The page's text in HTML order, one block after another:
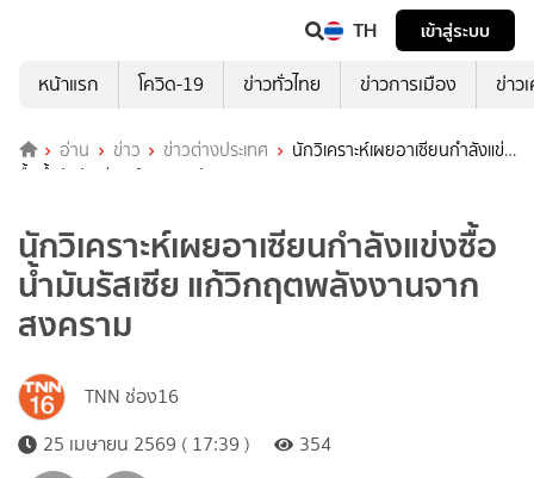
TH
เข้าสู่ระบบ
หน้าแรก
โควิด-19 ข่าวทั่วไทย ข่าวการเมือง ข่าว
อ่าน ข่าว ข่าวต่างประเทศ
นักวิเคราะห์เผยอาเซียนกำลังแข่ง
ซื้อน้ำมันรัสเซีย แก้วิกฤตพลังงานจากสงคราม
นักวิเคราะห์เผยอาเซียนกำลังแข่งซื้อ
น้ำมันรัสเซีย แก้วิกฤตพลังงานจาก
สงคราม
TNN ช่อง16
25 เมษายน 2569 ( 17:39 )
354